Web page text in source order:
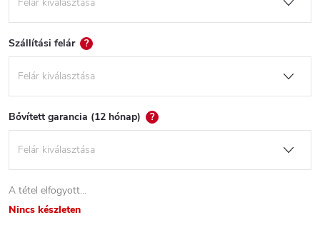
Szállítási felár ?
Bővített garancia (12 hónap) ?
A tétel elfogyott…
Nincs készleten